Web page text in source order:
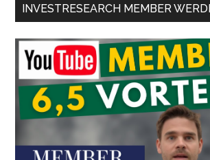
INVESTRESEARCH MEMBER